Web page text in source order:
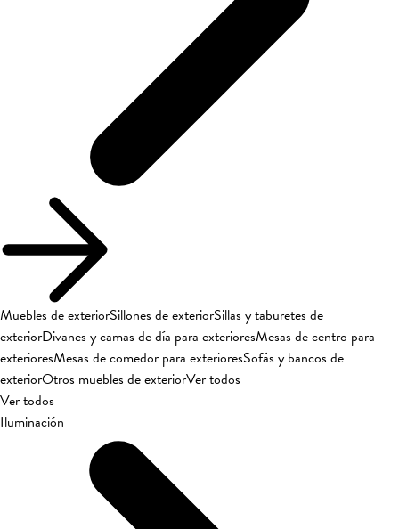
Muebles de exteriorSillones de exteriorSillas y taburetes de
exteriorDivanes y camas de día para exterioresMesas de centro para
exterioresMesas de comedor para exterioresSofás y bancos de
exteriorOtros muebles de exteriorVer todos
Ver todos
Iluminación